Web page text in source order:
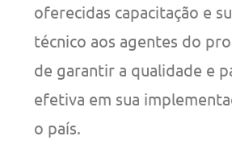
oferecidas capacitação e
técnico aos agentes do
de garantir a qualidade e
efetiva em sua
o país.